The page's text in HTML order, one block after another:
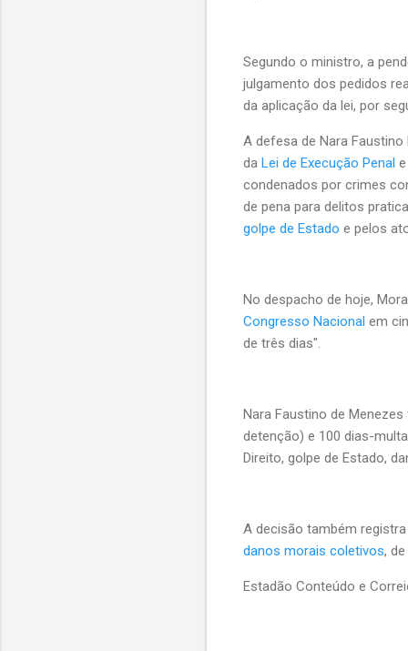
Segundo o ministro, a
julgamento dos pedidos
da aplicação da lei, por
A defesa de Nara
da Lei de Execução Penal
condenados por crimes
de pena para delitos
golpe de Estado e pelos
No despacho de hoje,
Congresso Nacional em
de três dias".
Nara Faustino de
detenção) e 100 dias-
Direito, golpe de Estado,
A decisão também
danos morais coletivos,
Estadão Conteúdo e